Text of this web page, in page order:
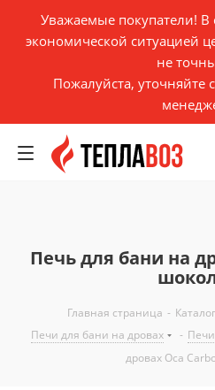
Уважаемые покупатели! В
экономической ситуацией
не
Пожалуйста, уточняйте
Печь для бани на
Главная страница - Каталог
Печи для бани на дровах
-
дровах Оса